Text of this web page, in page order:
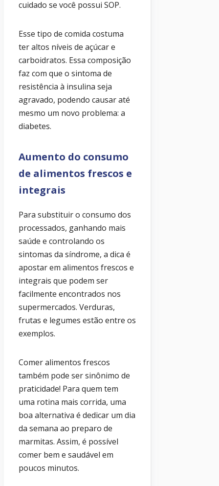
cuidado se você possui SOP.
Esse tipo de comida costuma
ter altos níveis de açúcar e
carboidratos. Essa composição
faz com que o sintoma de
resistência à insulina seja
agravado, podendo causar até
mesmo um novo problema: a
diabetes.
Aumento do consumo
de alimentos frescos e
integrais
Para substituir o consumo dos
processados, ganhando mais
saúde e controlando os
sintomas da síndrome, a dica é
apostar em alimentos frescos e
integrais que podem ser
facilmente encontrados nos
supermercados. Verduras,
frutas e legumes estão entre os
exemplos.
Comer alimentos frescos
também pode ser sinônimo de
praticidade! Para quem tem
uma rotina mais corrida, uma
boa alternativa é dedicar um dia
da semana ao preparo de
marmitas. Assim, é possível
comer bem e saudável em
poucos minutos.